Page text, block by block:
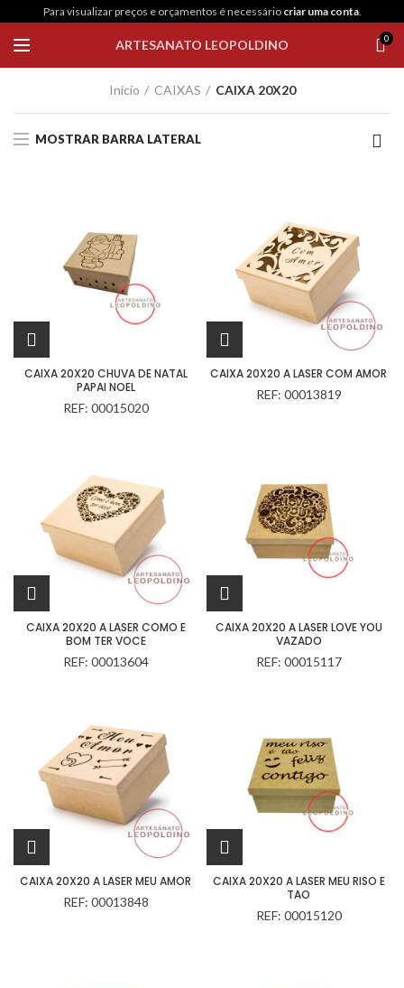
Para visualizar preços e orçamentos é necessário criar uma conta.
ARTESANATO LEOPOLDINO 0
Início CAIXAS CAIXA 20X20
MOSTRAR BARRA LATERAL
CAIXA 20X20 CHUVA DE NATAL
PAPAI NOEL
REF: 00015020
CAIXA 20X20 A LASER COM AMOR
REF: 00013819
CAIXA 20X20 A LASER COMO E
BOM TER VOCE
REF: 00013604
CAIXA 20X20 A LASER LOVE YOU
VAZADO
REF: 00015117
CAIXA 20X20 A LASER MEU AMOR
REF: 00013848
CAIXA 20X20 A LASER MEU RISO E
TAO
REF: 00015120